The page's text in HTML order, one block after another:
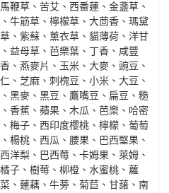
鞭草、苦艾、西番蓮、金盞草、
牛筋草、檸檬草、大茴香、瑪黛
、紫蘇、薰衣草、貓薄荷、洋甘
益母草、芭樂葉、丁香、咸豐
、燕麥片、玉米、大麥、豌豆、
、芝麻、刺槐豆、小米、大豆、
黑麥、黑豆、鷹嘴豆、扁豆、糙
香蕉、蘋果、木瓜、芭樂、哈密
梅子、西印度櫻桃、檸檬、葡萄
楊桃、西瓜、腰果、巴西堅果、
洋梨、巴西莓、卡姆果、萊姆、
子、樹莓、柳橙、水蜜桃、蘿
、蓮藕、牛蒡、菊苣、甘藷、南